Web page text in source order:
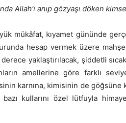
Allah’ı anıp gözyaşı döken
mükâfat, kıyamet gününde
hesap vermek üzere
yaklaştırılacak, şiddetli
amellerine göre farklı
karnına, kimisinin de
kullarını özel lütfuyla